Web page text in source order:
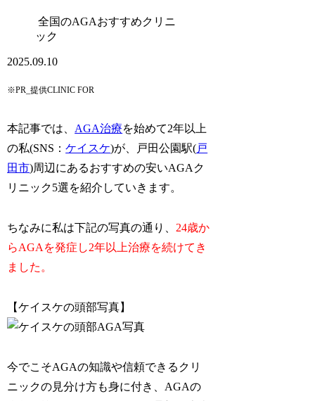
全国のAGAおすすめクリニ
ック
2025.09.10
※PR_提供CLINIC FOR
本記事では、AGA治療を始めて2年以上
の私(SNS：ケイスケ)が、戸田公園駅(戸
田市)周辺にあるおすすめの安いAGAク
リニック5選を紹介していきます。
ちなみに私は下記の写真の通り、 24歳か
らAGAを発症し2年以上治療を続けてき
ました。
【ケイスケの頭部写真】
今でこそAGAの知識や信頼できるクリ
ニックの見分け方も身に付き、AGAの